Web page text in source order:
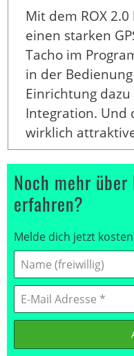
Mit dem ROX 2.0
einen starken
Tacho im
in der
Einrichtung
Integration. Und
wirklich
Noch mehr
erfahren?
Melde dich jetzt